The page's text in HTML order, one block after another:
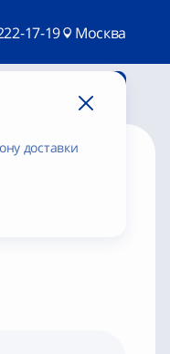
17-19 Москва
доставки